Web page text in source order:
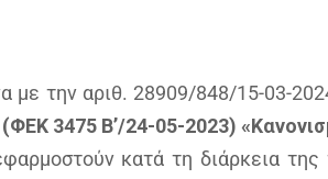
με την αριθ. 28909/848/15-03-
3475 Β’/24-05-2023)
κατά τη διάρκεια